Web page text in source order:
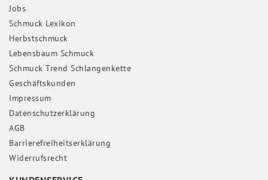
Jobs
Schmuck Lexikon
Herbstschmuck
Lebensbaum Schmuck
Schmuck Trend Schlangenkette
Geschäftskunden
Impressum
Daten­schutz­erklärung
AGB
Barrierefreiheitserklärung
Widerrufs­recht